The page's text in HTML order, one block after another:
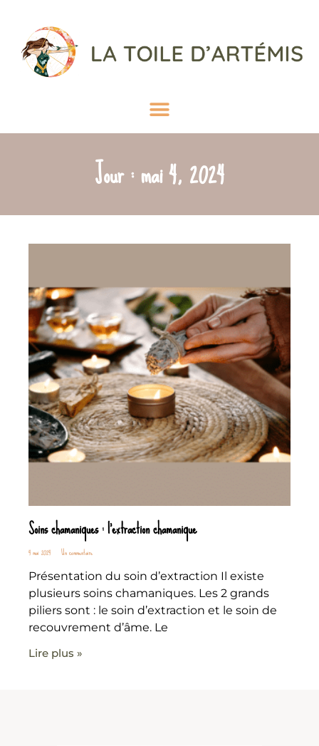
Jour : mai 4, 2024
Soins chamaniques : l’extraction chamanique
4 mai 2024 Un commentaire
Présentation du soin d’extraction Il existe
plusieurs soins chamaniques. Les 2 grands
piliers sont : le soin d’extraction et le soin de
recouvrement d’âme. Le
Lire plus »